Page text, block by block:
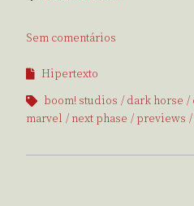
Sem comentários
Hipertexto
boom! studios
dark horse
marvel
next phase previews